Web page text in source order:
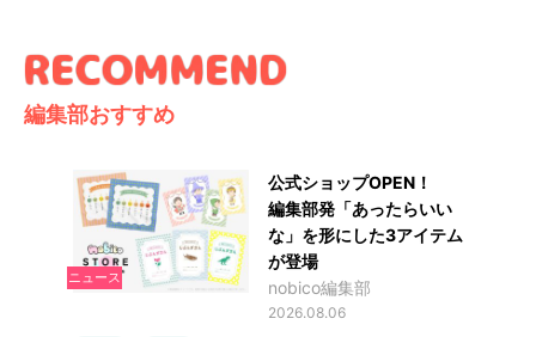
編集部おすすめ
ニュース
公式ショップOPEN！
編集部発「あったらいい
な」を形にした3アイテム
が登場
nobico編集部
2026.08.06